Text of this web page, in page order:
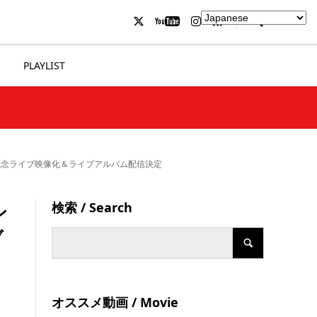
PLAYLIST
ライブ映像化＆ライブアルバム配信決定
検索 / Search
オススメ動画 / Movie